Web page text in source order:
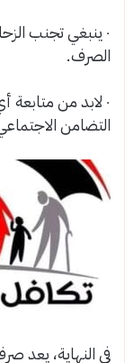
٠ ينبغي تجنب
الصرف.
٠ لابد من
التضامن